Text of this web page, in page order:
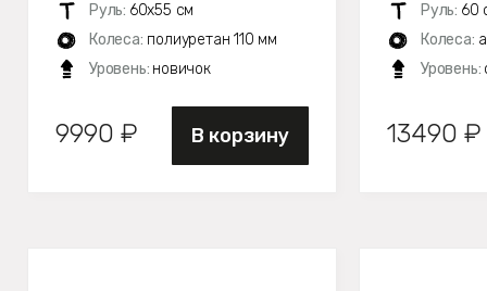
Руль: 60х55 см
Колеса: полиуретан 110 мм
Уровень: новичок
9990 ₽ В корзину
Руль: 60
Колеса:
Уровень:
13490 ₽